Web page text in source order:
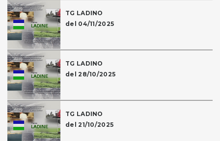
TG LADINO
del 04/11/2025
TG LADINO
del 28/10/2025
TG LADINO
del 21/10/2025